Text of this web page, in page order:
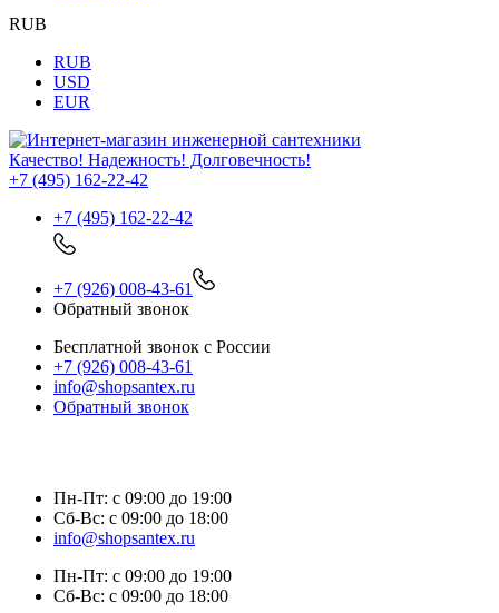
RUB
RUB
USD
EUR
Качество! Надежность! Долговечность!
+7 (495) 162-22-42
+7 (495) 162-22-42
+7 (926) 008-43-61
Обратный звонок
Бесплатной звонок с России
+7 (926) 008-43-61
info@shopsantex.ru
Обратный звонок
Пн-Пт: с 09:00 до 19:00
Сб-Вс: с 09:00 до 18:00
info@shopsantex.ru
Пн-Пт: с 09:00 до 19:00
Сб-Вс: с 09:00 до 18:00